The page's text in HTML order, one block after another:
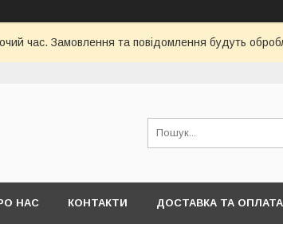
час. Замовлення та повідомлення будуть
НАС КОНТАКТИ ДОСТАВКА ТА ОПЛАТА